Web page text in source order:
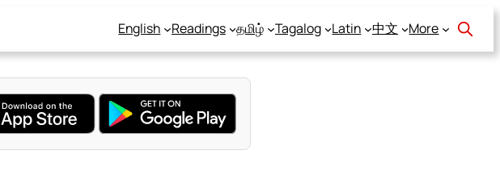
English Readings தமிழ் Tagalog Latin 中文 More